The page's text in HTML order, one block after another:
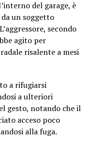
del garage, è
un soggetto
secondo
agito per
risalente a mesi
a rifugiarsi
a ulteriori
gesto, notando che il
acceso poco
alla fuga.